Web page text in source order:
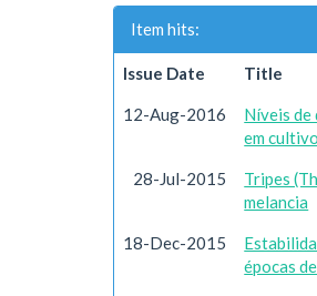
Item hits:
Issue Date Title
12-Aug-2016
Níveis de
em
28-Jul-2015
Tripes
melancia
18-Dec-2015
épocas